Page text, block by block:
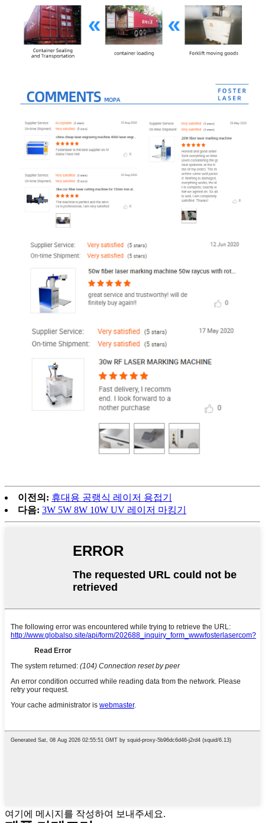
이전의: 휴대용 공랭식 레이저 용접기
다음: 3W 5W 8W 10W UV 레이저 마킹기
여기에 메시지를 작성하여 보내주세요.